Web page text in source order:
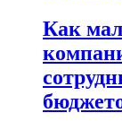
Как